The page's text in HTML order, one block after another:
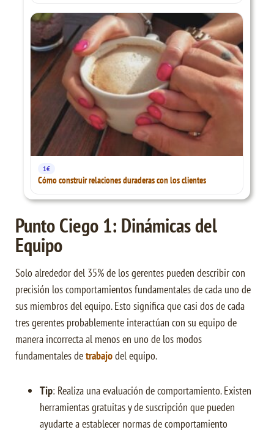
1€
Cómo construir relaciones duraderas con los clientes
Punto Ciego 1: Dinámicas del
Equipo
Solo alrededor del 35% de los gerentes pueden describir con
precisión los comportamientos fundamentales de cada uno de
sus miembros del equipo. Esto significa que casi dos de cada
tres gerentes probablemente interactúan con su equipo de
manera incorrecta al menos en uno de los modos
fundamentales detrabajodel equipo.
Tip: Realiza una evaluación de comportamiento. Existen
herramientas gratuitas y de suscripción que pueden
ayudarte a establecer normas de comportamiento